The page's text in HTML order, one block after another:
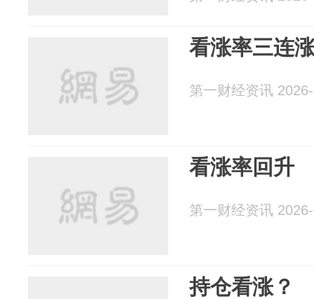
看涨率三连
第一财经资讯
看涨率回升
第一财经资讯
持仓看涨？